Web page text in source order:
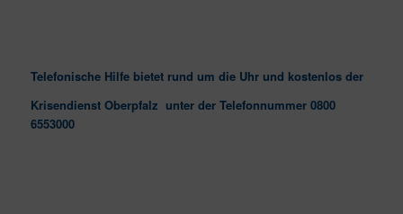
Telefonische Hilfe bietet rund um die Uhr und kostenlos der
Krisendienst Oberpfalz unter der Telefonnummer 0800
6553000